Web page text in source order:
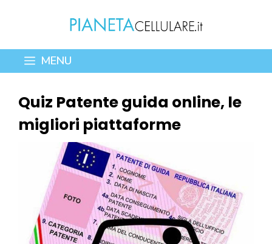
contenuto
MENU
Quiz Patente guida online, le
migliori piattaforme